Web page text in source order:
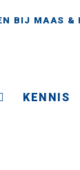
BIJ MAAS &
KENNIS